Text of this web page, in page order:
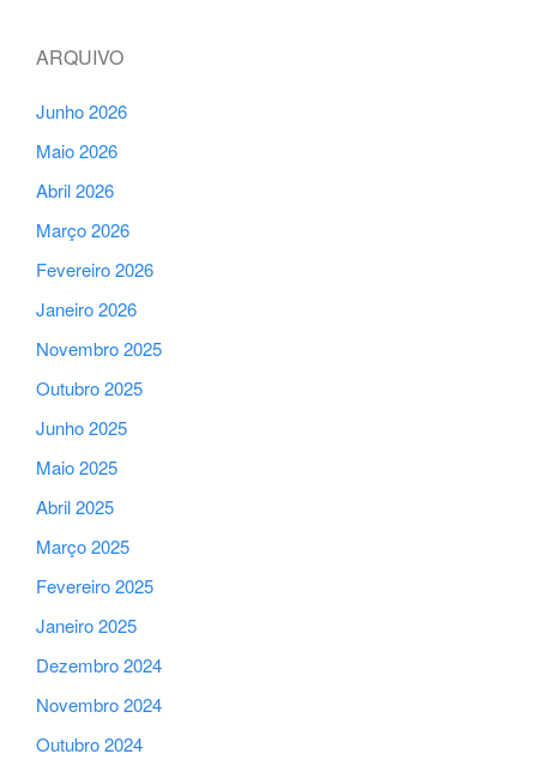
ARQUIVO
Junho 2026
Maio 2026
Abril 2026
Março 2026
Fevereiro 2026
Janeiro 2026
Novembro 2025
Outubro 2025
Junho 2025
Maio 2025
Abril 2025
Março 2025
Fevereiro 2025
Janeiro 2025
Dezembro 2024
Novembro 2024
Outubro 2024